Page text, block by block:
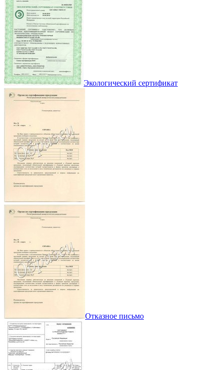
Экологический сертификат
Отказное письмо